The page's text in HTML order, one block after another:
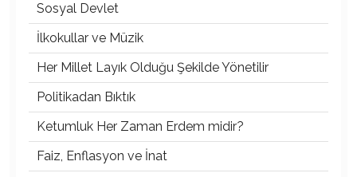
Sosyal Devlet
İlkokullar ve Müzik
Her Millet Layık Olduğu Şekilde Yönetilir
Politikadan Bıktık
Ketumluk Her Zaman Erdem midir?
Faiz, Enflasyon ve İnat